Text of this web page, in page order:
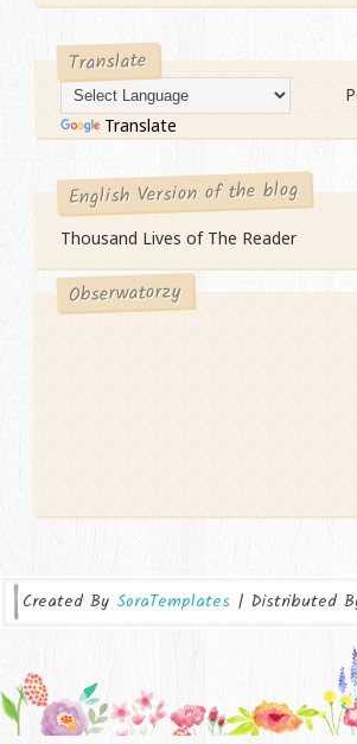
Translate
Translate
English Version of the blog
Thousand Lives of The Reader
Obserwatorzy
Created By SoraTemplates | Distributed